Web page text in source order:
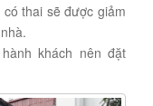
thai sẽ được giảm
khách nên đặt